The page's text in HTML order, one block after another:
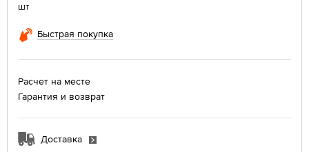
шт
Быстрая покупка
Расчет на месте
Гарантия и возврат
Доставка